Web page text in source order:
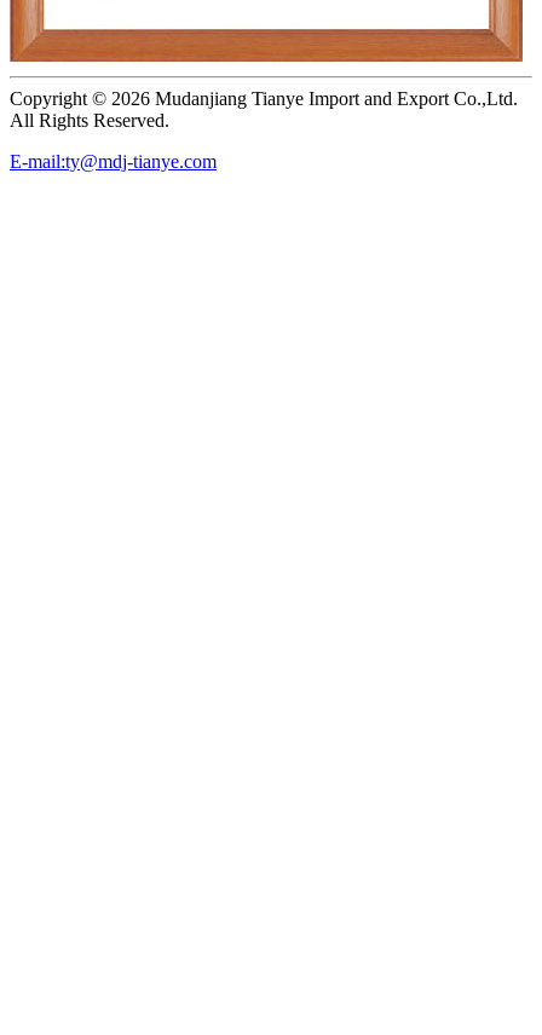
Copyright © 2026 Mudanjiang Tianye Import and Export Co.,Ltd.
All Rights Reserved.
E-mail:ty@mdj-tianye.com